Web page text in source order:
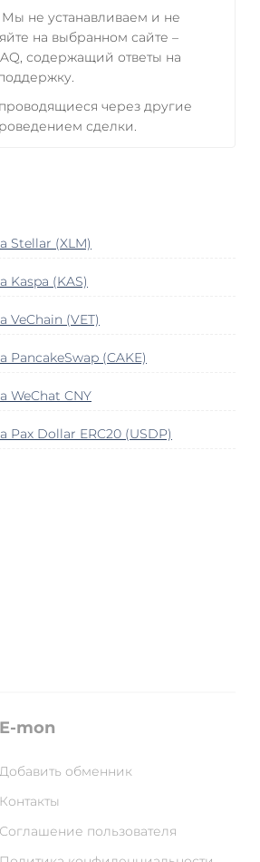
не устанавливаем и не
на выбранном сайте –
содержащий ответы на
через другие
сделки.
Stellar (XLM)
Kaspa (KAS)
VeChain (VET)
PancakeSwap (CAKE)
WeChat CNY
Pax Dollar ERC20 (USDP)
E-mon
Добавить обменник
Контакты
Соглашение пользователя